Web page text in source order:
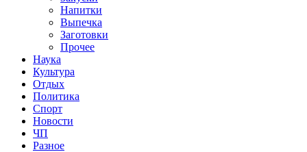
Напитки
Выпечка
Заготовки
Прочее
Наука
Культура
Отдых
Политика
Спорт
Новости
ЧП
Разное